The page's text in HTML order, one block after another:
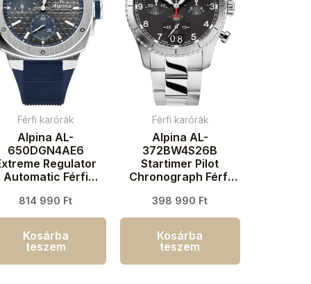
Férfi karórák
Alpina AL-
650DGN4AE6
Regulator
Automatic Férfi
814 990 Ft
Kosárba
teszem
Férfi karórák
Alpina AL-
372BW4S26B
Startimer Pilot
Chronograph Férfi
398 990 Ft
Kosárba
teszem